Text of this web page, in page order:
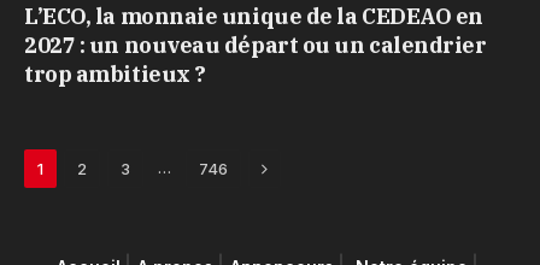
L’ECO, la monnaie unique de la CEDEAO en
2027 : un nouveau départ ou un calendrier
trop ambitieux ?
1 2 3 … 746 Next